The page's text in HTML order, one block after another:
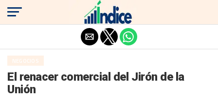
NEGOCIOS
El renacer comercial del Jirón de la
Unión
Salir de la versión móvil